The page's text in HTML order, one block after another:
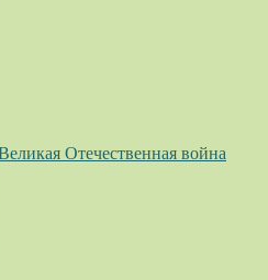
Отечественная война